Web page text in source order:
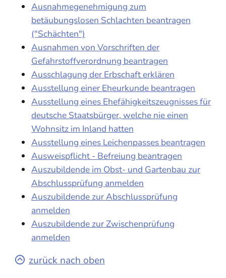
Ausnahmegenehmigung zum
betäubungslosen Schlachten beantragen
("Schächten")
Ausnahmen von Vorschriften der
Gefahrstoffverordnung beantragen
Ausschlagung der Erbschaft erklären
Ausstellung einer Eheurkunde beantragen
Ausstellung eines Ehefähigkeitszeugnisses für
deutsche Staatsbürger, welche nie einen
Wohnsitz im Inland hatten
Ausstellung eines Leichenpasses beantragen
Ausweispflicht - Befreiung beantragen
Auszubildende im Obst- und Gartenbau zur
Abschlussprüfung anmelden
Auszubildende zur Abschlussprüfung
anmelden
Auszubildende zur Zwischenprüfung
anmelden
zurück nach oben